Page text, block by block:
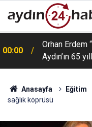
00:00
Orhan Erdem
Aydın’ın 65
Anasayfa Eğitim
sağlık köprüsü